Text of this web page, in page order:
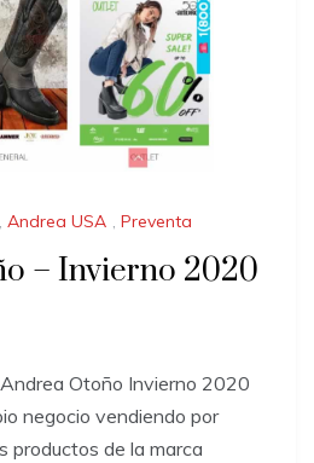
, Andrea USA , Preventa
– Invierno 2020
Otoño Invierno 2020
negocio vendiendo por
productos de la marca